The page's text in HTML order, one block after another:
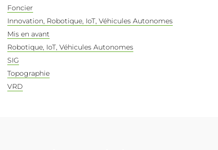
Foncier
Innovation, Robotique, IoT, Véhicules Autonomes
Mis en avant
Robotique, IoT, Véhicules Autonomes
SIG
Topographie
VRD